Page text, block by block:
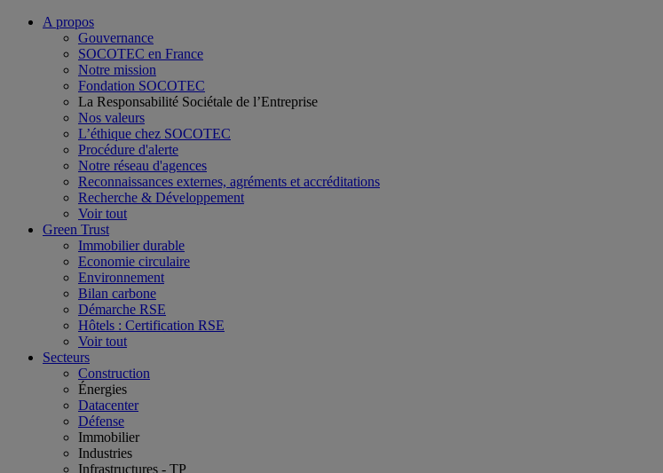
A propos
Gouvernance
SOCOTEC en France
Notre mission
Fondation SOCOTEC
La Responsabilité Sociétale de l’Entreprise
Nos valeurs
L’éthique chez SOCOTEC
Procédure d'alerte
Notre réseau d'agences
Reconnaissances externes, agréments et accréditations
Recherche & Développement
Voir tout
Green Trust
Immobilier durable
Economie circulaire
Environnement
Bilan carbone
Démarche RSE
Hôtels : Certification RSE
Voir tout
Secteurs
Construction
Énergies
Datacenter
Défense
Immobilier
Industries
Infrastructures - TP